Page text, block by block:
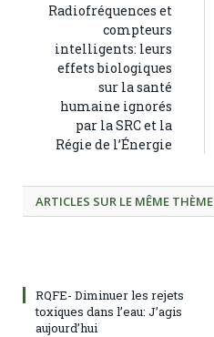
Radiofréquences et
compteurs
intelligents: leurs
effets biologiques
sur la santé
humaine ignorés
par la SRC et la
Régie de l’Énergie
ARTICLES SUR LE MÊME THÈME
RQFE- Diminuer les rejets
toxiques dans l’eau: J’agis
aujourd’hui